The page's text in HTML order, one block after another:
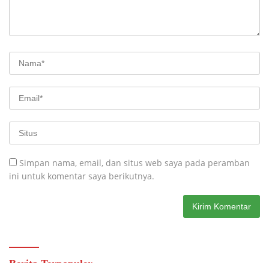
Simpan nama, email, dan situs web saya pada peramban
ini untuk komentar saya berikutnya.